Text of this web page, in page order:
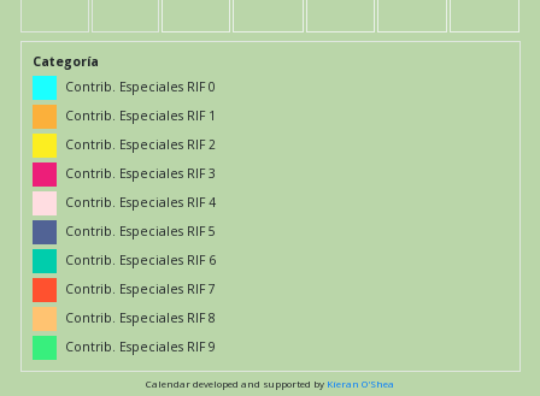
Categoría
Contrib. Especiales RIF 0
Contrib. Especiales RIF 1
Contrib. Especiales RIF 2
Contrib. Especiales RIF 3
Contrib. Especiales RIF 4
Contrib. Especiales RIF 5
Contrib. Especiales RIF 6
Contrib. Especiales RIF 7
Contrib. Especiales RIF 8
Contrib. Especiales RIF 9
Calendar developed and supported by Kieran O'Shea